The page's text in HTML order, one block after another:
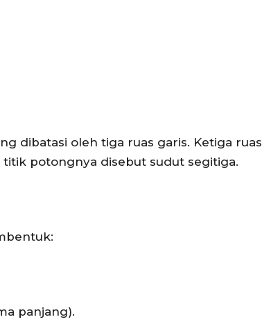
dibatasi oleh tiga ruas garis. Ketiga ruas
titik potongnya disebut sudut segitiga.
panjang).